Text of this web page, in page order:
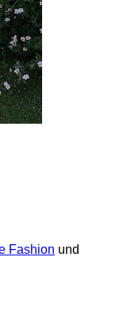
Fashion und